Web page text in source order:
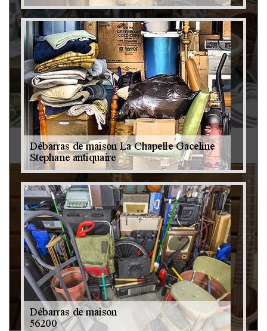
Brocanteur 79